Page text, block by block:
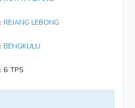
: REJANG LEBONG
: BENGKULU
: 6 TPS